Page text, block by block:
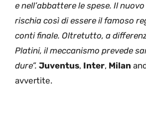
e nell’abbattere le spese. Il
rischia così di essere il famoso
conti finale. Oltretutto, a
Platini, il meccanismo prevede
dure”. Juventus, Inter, Milan
avvertite.